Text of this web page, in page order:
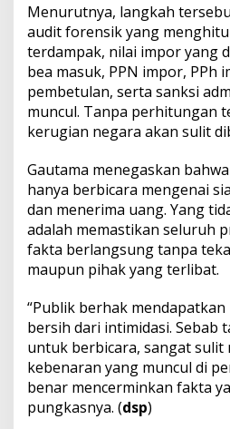
Menurutnya, langkah
audit forensik yang
terdampak, nilai impor yang
bea masuk, PPN impor, PPh
pembetulan, serta sanksi
muncul. Tanpa perhitungan
kerugian negara akan sulit
Gautama menegaskan
hanya berbicara mengenai
dan menerima uang. Yang
adalah memastikan seluruh
fakta berlangsung tanpa
maupun pihak yang terlibat.
“Publik berhak
bersih dari intimidasi. Sebab
untuk berbicara, sangat sulit
kebenaran yang muncul di
benar mencerminkan fakta
pungkasnya. (dsp)